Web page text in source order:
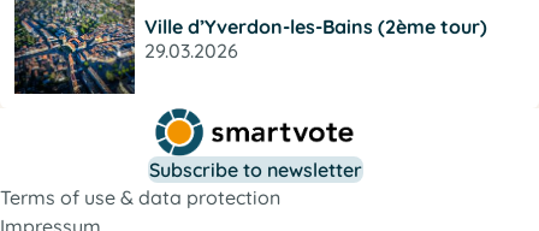
Ville d’Yverdon-les-Bains (2ème tour)
29.03.2026
Subscribe to newsletter
Terms of use & data protection
Impressum